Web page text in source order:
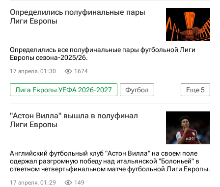
Определились полуфинальные пары
Лиги Европы
Определились все полуфинальные пары футбольной Лиги
Европы сезона-2025/26.
17 апреля, 01:30 1674
Еще5
Лига Европы УЕФА 2026-2027
Футбол
Спорт
Брага
Фрайбург
Ноттингем Форест
Астон Вилла
"Астон Вилла" вышла в полуфинал
Лиги Европы
Английский футбольный клуб "Астон Вилла" на своем поле
одержал разгромную победу над итальянской "Болоньей" в
ответном четвертьфинальном матче футбольной Лиги Европы.
17 апреля, 01:29 149